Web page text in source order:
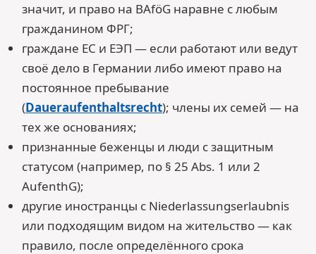
значит, и право на BAföG наравне с любым
гражданином ФРГ;
граждане ЕС и ЕЭП — если работают или ведут
своё дело в Германии либо имеют право на
постоянное пребывание
(Daueraufenthaltsrecht); члены их семей — на
тех же основаниях;
признанные беженцы и люди с защитным
статусом (например, по § 25 Abs. 1 или 2
AufenthG);
другие иностранцы с Niederlassungserlaubnis
или подходящим видом на жительство — как
правило, после определённого срока